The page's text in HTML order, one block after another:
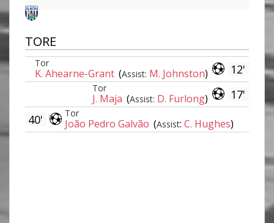
TORE
12'
Tor
K. Ahearne-Grant (Assist: M. Johnston)
17'
Tor
J. Maja (Assist: D. Furlong)
Tor
João Pedro Galvão (Assist: C. Hughes)
40'